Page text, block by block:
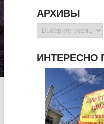
АРХИВЫ
Архивы
ИНТЕРЕСНО